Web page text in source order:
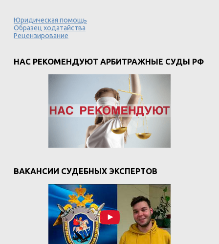
Юридическая помощь
Образец ходатайства
Рецензирование
НАС РЕКОМЕНДУЮТ АРБИТРАЖНЫЕ СУДЫ РФ
ВАКАНСИИ СУДЕБНЫХ ЭКСПЕРТОВ